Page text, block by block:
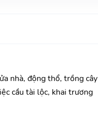
nhà, động thổ, trồng cây
cầu tài lộc, khai trương